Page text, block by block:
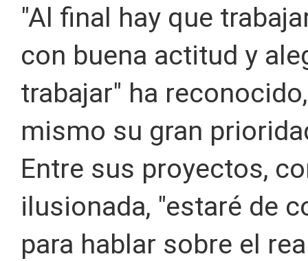
"Al final hay que
con buena actitud y
trabajar" ha
mismo su gran
Entre sus proyectos,
ilusionada, "estaré de
para hablar sobre el